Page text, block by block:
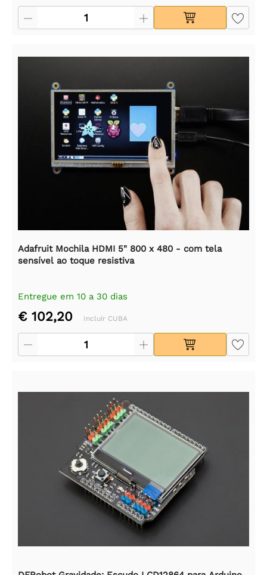
Adafruit Mochila HDMI 5" 800 x 480 - com tela
sensível ao toque resistiva
Entregue em 10 a 30 dias
€ 102,20 Incluir CUBA